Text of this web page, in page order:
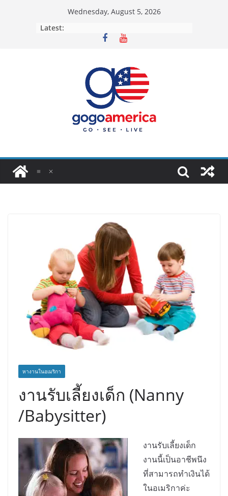
Wednesday, August 5, 2026
Latest:
หางานในอเมริกา
งานรับเลี้ยงเด็ก (Nanny
/Babysitter)
งานรับเลี้ยงเด็ก
งานนี้เป็นอาชีพนึง
ที่สามารถทำเงินได้
ในอเมริกาค่ะ